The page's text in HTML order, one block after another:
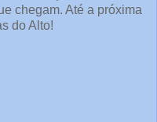
chegam. Até a próxima
do Alto!